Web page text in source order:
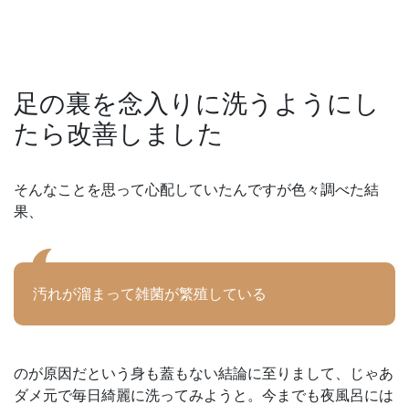
足の裏を念入りに洗うようにし
たら改善しました
そんなことを思って心配していたんですが色々調べた結
果、
汚れが溜まって雑菌が繁殖している
のが原因だという身も蓋もない結論に至りまして、じゃあ
ダメ元で毎日綺麗に洗ってみようと。今までも夜風呂には